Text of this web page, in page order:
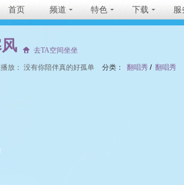
首页 频道 特色 下载 服
去TA空间坐坐
放： 没有你陪伴真的好孤单 分类： 翻唱秀 / 翻唱秀